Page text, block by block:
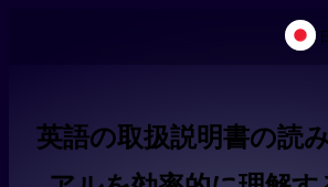
英語の取扱説明書の読